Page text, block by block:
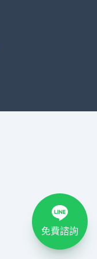
免費諮詢